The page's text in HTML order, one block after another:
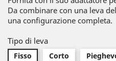
Da combinare con una leva
una configurazione completa.
Tipo di leva
Fisso Corto